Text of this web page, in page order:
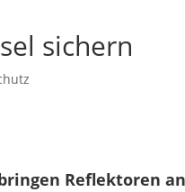
sichern
Reflektoren